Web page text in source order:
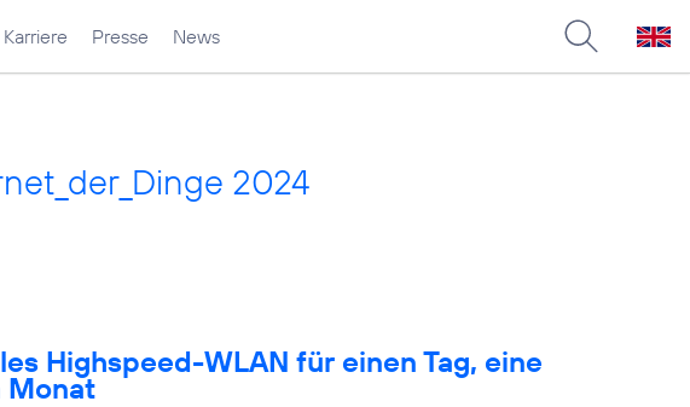
Karriere Presse News
2024
Highspeed-WLAN für einen Tag, eine
Monat